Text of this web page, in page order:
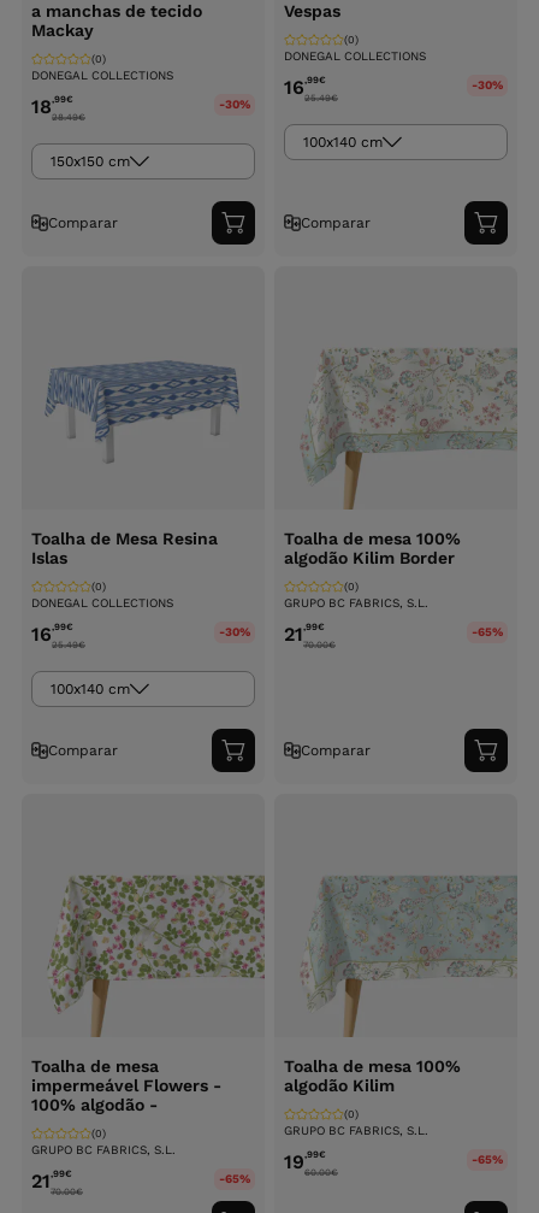
a manchas de tecido
Mackay
DONEGAL COLLECTIONS
(0)
18,99€
28.49€
-30%
150x150 cm
Comparar
Adicionar
ao
Vespas
DONEGAL COLLECTIONS
(0)
16,99€
25.49€
-30%
100x140 cm
Comparar
ao
Toalha de Mesa Resina
Islas
DONEGAL COLLECTIONS
(0)
16,99€
25.49€
-30%
100x140 cm
Comparar
Adicionar
ao
Toalha de mesa 100%
algodão Kilim Border
GRUPO BC FABRICS, S.L.
(0)
21,99€
70.00€
-65%
Comparar
ao
Toalha de mesa
impermeável Flowers -
100% algodão -
GRUPO BC FABRICS, S.L.
(0)
21,99€
70.00€
-65%
Toalha de mesa 100%
algodão Kilim
GRUPO BC FABRICS, S.L.
(0)
19,99€
60.00€
-65%